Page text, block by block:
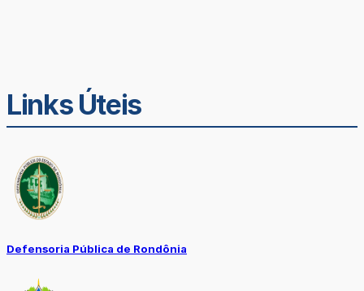
Links Úteis
Defensoria Pública de Rondônia